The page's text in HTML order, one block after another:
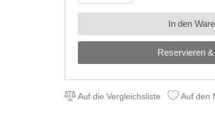
Reservieren
In den
Auf die Vergleichsliste Auf den